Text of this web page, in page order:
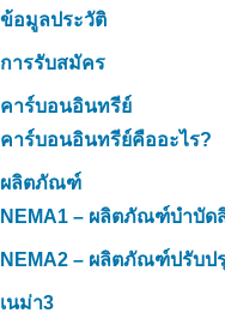
ข้อมูลประวัติ
การรับสมัคร
คาร์บอนอินทรีย์
คาร์บอนอินทรีย์คืออะไร?
ผลิตภัณฑ์
NEMA1 – ผลิตภัณฑ์บำบัด
NEMA2 – ผลิตภัณฑ์ปรับป
เนม่า3